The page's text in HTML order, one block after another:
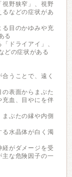
野狭窄」、視野
などの症状があ
る目のかゆみや充
る
ドライアイ」、
どの症状がある
うことで、遠く
表面からまぶた
血、目やにを伴
ぶたの縁や内側
水晶体が白く濁
がダメージを受
な危険因子の一